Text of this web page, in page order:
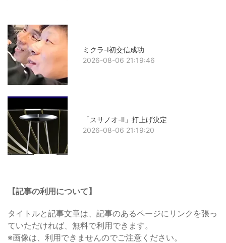
ミクラ-Ⅰ初交信成功
2026-08-06 21:19:46
「スサノオ-Ⅱ」打上げ決定
2026-08-06 21:19:20
【記事の利用について】
タイトルと記事文章は、記事のあるページにリンクを張っ
ていただければ、無料で利用できます。
※画像は、利用できませんのでご注意ください。